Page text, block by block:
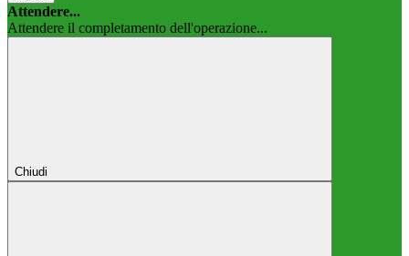
Attendere...
Attendere il completamento dell'operazione...
Chiudi